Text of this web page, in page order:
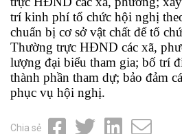
trí kinh phí tổ chức hội nghị
chuẩn bị cơ sở vật chất để tổ
Thường trực HĐND các xã,
lượng đại biểu tham gia; bố trí
thành phần tham dự; bảo đảm
phục vụ hội nghị.
Chia sẻ